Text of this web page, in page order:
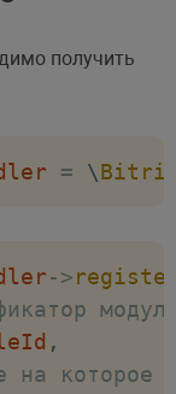
получить
= \
->
,
на которое